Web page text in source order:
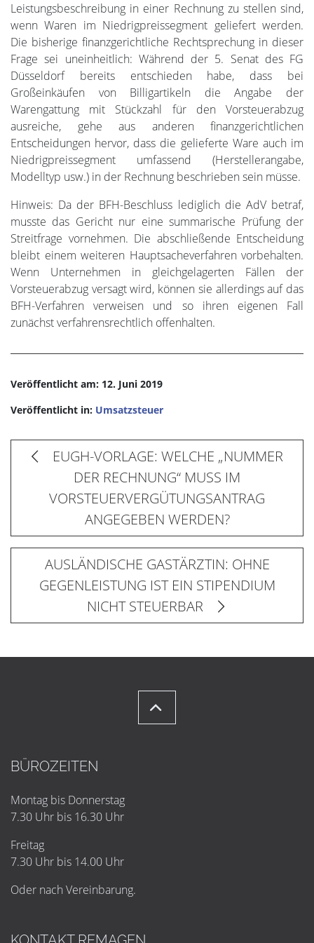
Leistungsbeschreibung in einer Rechnung zu stellen sind,
wenn Waren im Niedrigpreissegment geliefert werden.
Die bisherige finanzgerichtliche Rechtsprechung in dieser
Frage sei uneinheitlich: Während der 5. Senat des FG
Düsseldorf bereits entschieden habe, dass bei
Großeinkäufen von Billigartikeln die Angabe der
Warengattung mit Stückzahl für den Vorsteuerabzug
ausreiche, gehe aus anderen finanzgerichtlichen
Entscheidungen hervor, dass die gelieferte Ware auch im
Niedrigpreissegment umfassend (Herstellerangabe,
Modelltyp usw.) in der Rechnung beschrieben sein müsse.
Hinweis: Da der BFH-Beschluss lediglich die AdV betraf,
musste das Gericht nur eine summarische Prüfung der
Streitfrage vornehmen. Die abschließende Entscheidung
bleibt einem weiteren Hauptsacheverfahren vorbehalten.
Wenn Unternehmen in gleichgelagerten Fällen der
Vorsteuerabzug versagt wird, können sie allerdings auf das
BFH-Verfahren verweisen und so ihren eigenen Fall
zunächst verfahrensrechtlich offenhalten.
Veröffentlicht am: 12. Juni 2019
Veröffentlicht in: Umsatzsteuer
EUGH-VORLAGE: WELCHE „NUMMER
DER RECHNUNG“ MUSS IM
VORSTEUERVERGÜTUNGSANTRAG
ANGEGEBEN WERDEN?
AUSLÄNDISCHE GASTÄRZTIN: OHNE
GEGENLEISTUNG IST EIN STIPENDIUM
NICHT STEUERBAR
BÜROZEITEN
Montag bis Donnerstag
7.30 Uhr bis 16.30 Uhr
Freitag
7.30 Uhr bis 14.00 Uhr
Oder nach Vereinbarung.